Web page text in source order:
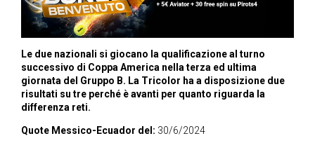
Le due nazionali si giocano la qualificazione al turno
successivo di Coppa America nella terza ed ultima
giornata del Gruppo B. La Tricolor ha a disposizione due
risultati su tre perché è avanti per quanto riguarda la
differenza reti.
Quote Messico-Ecuador del: 30/6/2024